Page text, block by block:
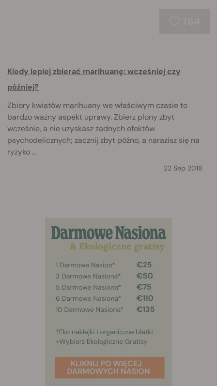
Kiedy lepiej zbierać marihuanę: wcześniej czy
później?
Zbiory kwiatów marihuany we właściwym czasie to
bardzo ważny aspekt uprawy. Zbierz plony zbyt
wcześnie, a nie uzyskasz żadnych efektów
psychodelicznych; zacznij zbyt późno, a narazisz się na
ryzyko ...
22 Sep 2018